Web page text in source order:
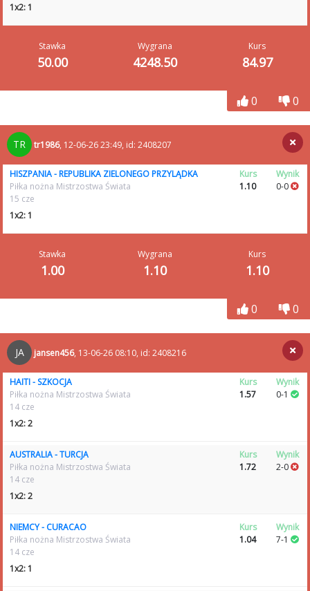
1x2: 1
Stawka
50.00
Wygrana
4248.50
Kurs
84.97
0 0
TR tr1986, 12-06-26 23:49, id: 2408207
HISZPANIA - REPUBLIKA ZIELONEGO PRZYLĄDKA
Piłka nożna Mistrzostwa Świata
15 cze
1x2: 1
Kurs
1.10
Wynik
0-0
Stawka
1.00
Wygrana
1.10
Kurs
1.10
0 0
JA jansen456, 13-06-26 08:10, id: 2408216
HAITI - SZKOCJA
Piłka nożna Mistrzostwa Świata
14 cze
1x2: 2
Kurs
1.57
Wynik
0-1
AUSTRALIA - TURCJA
Piłka nożna Mistrzostwa Świata
14 cze
1x2: 2
Kurs
1.72
Wynik
2-0
NIEMCY - CURACAO
Piłka nożna Mistrzostwa Świata
14 cze
1x2: 1
Kurs
1.04
Wynik
7-1